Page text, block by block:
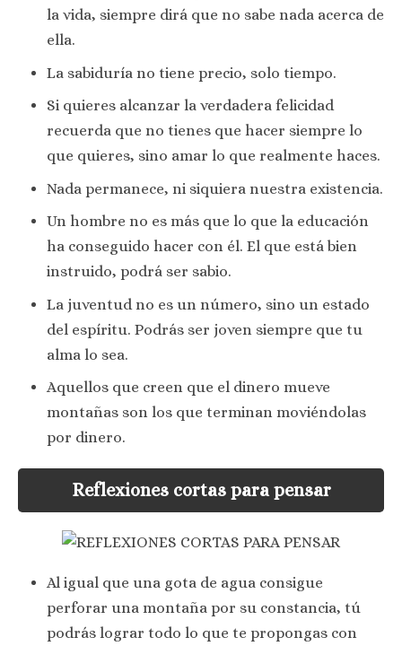
la vida, siempre dirá que no sabe nada acerca de
ella.
La sabiduría no tiene precio, solo tiempo.
Si quieres alcanzar la verdadera felicidad
recuerda que no tienes que hacer siempre lo
que quieres, sino amar lo que realmente haces.
Nada permanece, ni siquiera nuestra existencia.
Un hombre no es más que lo que la educación
ha conseguido hacer con él. El que está bien
instruido, podrá ser sabio.
La juventud no es un número, sino un estado
del espíritu. Podrás ser joven siempre que tu
alma lo sea.
Aquellos que creen que el dinero mueve
montañas son los que terminan moviéndolas
por dinero.
Reflexiones cortas para pensar
Al igual que una gota de agua consigue
perforar una montaña por su constancia, tú
podrás lograr todo lo que te propongas con